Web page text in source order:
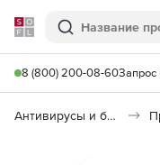
Softline
Поиск
8 (800) 200-08-60Запрос
Антивирусы и безопасность